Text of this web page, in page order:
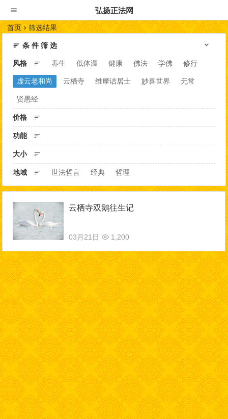
弘扬正法网
首页 筛选结果
条 件 筛 选
风格 养生 低体温 健康 佛法 学佛 修行
虚云老和尚 云栖寺 维摩诘居士 妙喜世界 无常
贤愚经
价格
功能
大小
地域 世法哲言 经典 哲理
云栖寺双鹅往生记
03月21日 1,200